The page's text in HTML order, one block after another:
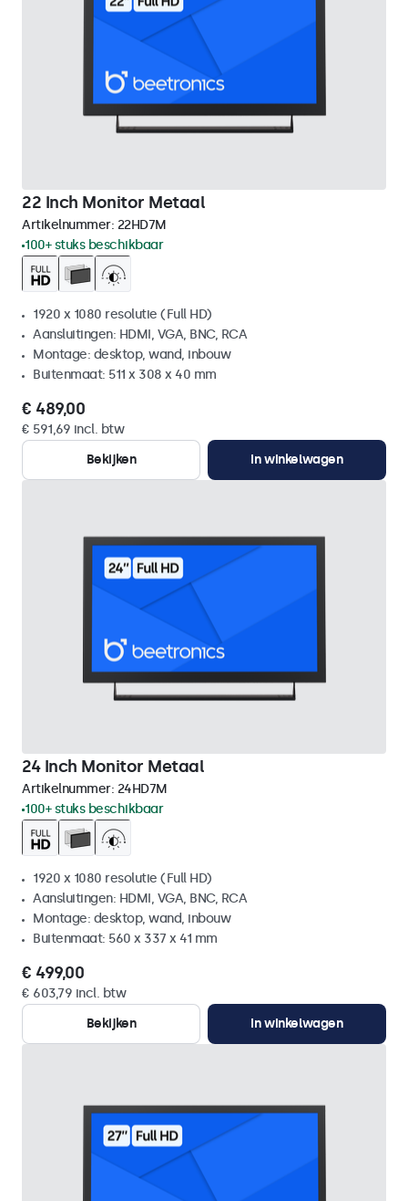
22 Inch Monitor Metaal
Artikelnummer: 22HD7M
100+ stuks beschikbaar
1920 x 1080 resolutie (Full HD)
Aansluitingen: HDMI, VGA, BNC, RCA
Montage: desktop, wand, inbouw
Buitenmaat: 511 x 308 x 40 mm
€ 489,00
€ 591,69 incl. btw
Bekijken
In winkelwagen
24 Inch Monitor Metaal
Artikelnummer: 24HD7M
100+ stuks beschikbaar
1920 x 1080 resolutie (Full HD)
Aansluitingen: HDMI, VGA, BNC, RCA
Montage: desktop, wand, inbouw
Buitenmaat: 560 x 337 x 41 mm
€ 499,00
€ 603,79 incl. btw
Bekijken
In winkelwagen